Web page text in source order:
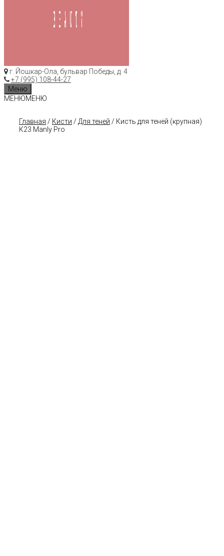
г. Йошкар-Ола, бульвар Победы, д. 4
+7 (995) 108-44-27
Меню
МЕНЮМЕНЮ
Главная / Кисти / Для теней / Кисть для теней (крупная)
К23 Manly Pro